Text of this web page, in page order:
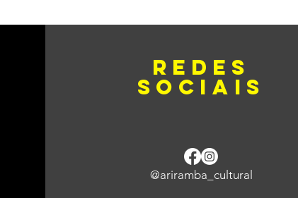
redes
sociais
@ariramba_cultural